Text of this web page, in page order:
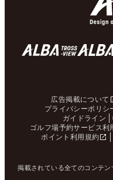
広告掲載について
プライバシーポリシ
ガイドライン
ゴルフ場予約サービス利
ポイント利用規約
掲載されている全てのコンテ